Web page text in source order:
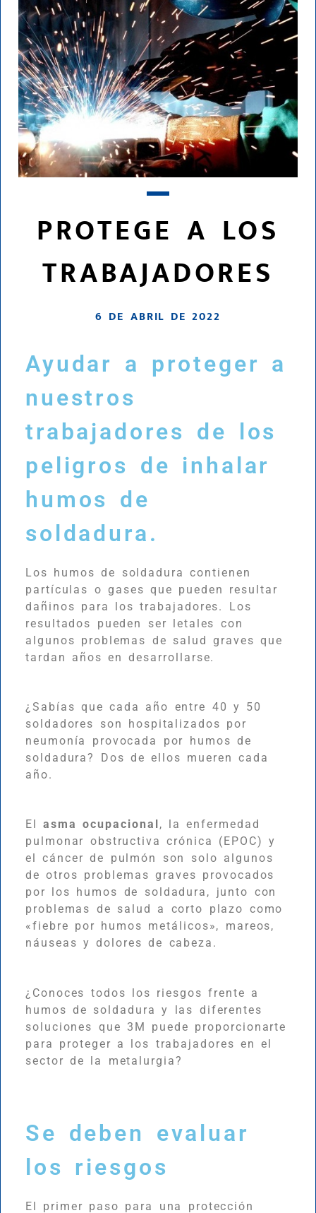
PROTEGE A LOS
TRABAJADORES
6 DE ABRIL DE 2022
Ayudar a proteger a
nuestros
trabajadores de los
peligros de inhalar
humos de
soldadura.
Los humos de soldadura contienen
partículas o gases que pueden resultar
dañinos para los trabajadores. Los
resultados pueden ser letales con
algunos problemas de salud graves que
tardan años en desarrollarse.
¿Sabías que cada año entre 40 y 50
soldadores son hospitalizados por
neumonía provocada por humos de
soldadura? Dos de ellos mueren cada
año.
Elasma ocupacional , la enfermedad
pulmonar obstructiva crónica (EPOC) y
el cáncer de pulmón son solo algunos
de otros problemas graves provocados
por los humos de soldadura, junto con
problemas de salud a corto plazo como
«fiebre por humos metálicos», mareos,
náuseas y dolores de cabeza.
¿Conoces todos los riesgos frente a
humos de soldadura y las diferentes
soluciones que 3M puede proporcionarte
para proteger a los trabajadores en el
sector de la metalurgia?
Se deben evaluar
los riesgos
El primer paso para una protección